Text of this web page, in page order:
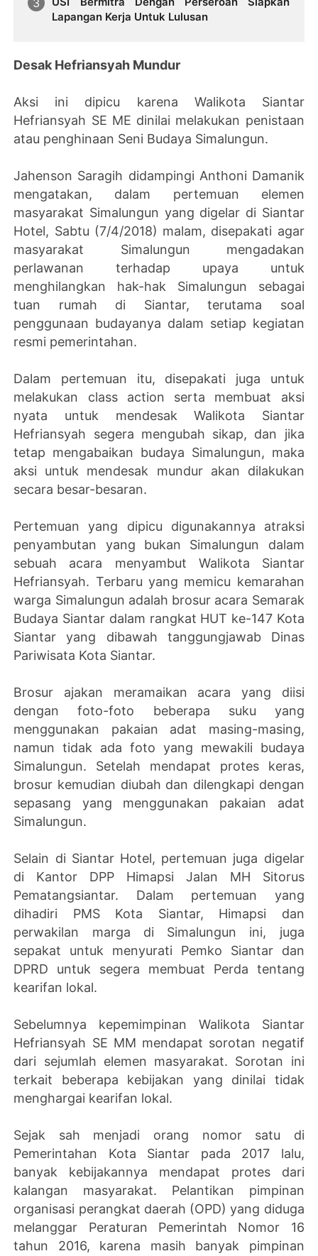
Lapangan Kerja Untuk Lulusan
Desak Hefriansyah Mundur
Aksi ini dipicu karena Walikota Siantar
Hefriansyah SE ME dinilai melakukan penistaan
atau penghinaan Seni Budaya Simalungun.
Jahenson Saragih didampingi Anthoni Damanik
mengatakan, dalam pertemuan elemen
masyarakat Simalungun yang digelar di Siantar
Hotel, Sabtu (7/4/2018) malam, disepakati agar
masyarakat Simalungun mengadakan
perlawanan terhadap upaya untuk
menghilangkan hak-hak Simalungun sebagai
tuan rumah di Siantar, terutama soal
penggunaan budayanya dalam setiap kegiatan
resmi pemerintahan.
Dalam pertemuan itu, disepakati juga untuk
melakukan class action serta membuat aksi
nyata untuk mendesak Walikota Siantar
Hefriansyah segera mengubah sikap, dan jika
tetap mengabaikan budaya Simalungun, maka
aksi untuk mendesak mundur akan dilakukan
secara besar-besaran.
Pertemuan yang dipicu digunakannya atraksi
penyambutan yang bukan Simalungun dalam
sebuah acara menyambut Walikota Siantar
Hefriansyah. Terbaru yang memicu kemarahan
warga Simalungun adalah brosur acara Semarak
Budaya Siantar dalam rangkat HUT ke-147 Kota
Siantar yang dibawah tanggungjawab Dinas
Pariwisata Kota Siantar.
Brosur ajakan meramaikan acara yang diisi
dengan foto-foto beberapa suku yang
menggunakan pakaian adat masing-masing,
namun tidak ada foto yang mewakili budaya
Simalungun. Setelah mendapat protes keras,
brosur kemudian diubah dan dilengkapi dengan
sepasang yang menggunakan pakaian adat
Simalungun.
Selain di Siantar Hotel, pertemuan juga digelar
di Kantor DPP Himapsi Jalan MH Sitorus
Pematangsiantar. Dalam pertemuan yang
dihadiri PMS Kota Siantar, Himapsi dan
perwakilan marga di Simalungun ini, juga
sepakat untuk menyurati Pemko Siantar dan
DPRD untuk segera membuat Perda tentang
kearifan lokal.
Sebelumnya kepemimpinan Walikota Siantar
Hefriansyah SE MM mendapat sorotan negatif
dari sejumlah elemen masyarakat. Sorotan ini
terkait beberapa kebijakan yang dinilai tidak
menghargai kearifan lokal.
Sejak sah menjadi orang nomor satu di
Pemerintahan Kota Siantar pada 2017 lalu,
banyak kebijakannya mendapat protes dari
kalangan masyarakat. Pelantikan pimpinan
organisasi perangkat daerah (OPD) yang diduga
melanggar Peraturan Pemerintah Nomor 16
tahun 2016, karena masih banyak pimpinan